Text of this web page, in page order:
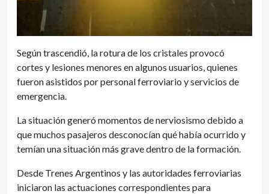
Según trascendió, la rotura de los cristales provocó
cortes y lesiones menores en algunos usuarios, quienes
fueron asistidos por personal ferroviario y servicios de
emergencia.
La situación generó momentos de nerviosismo debido a
que muchos pasajeros desconocían qué había ocurrido y
temían una situación más grave dentro de la formación.
Desde Trenes Argentinos y las autoridades ferroviarias
iniciaron las actuaciones correspondientes para